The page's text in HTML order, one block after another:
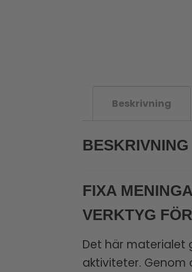
Beskrivning
BESKRIVNING
FIXA
VERKTYG
Det här materialet
aktiviteter.